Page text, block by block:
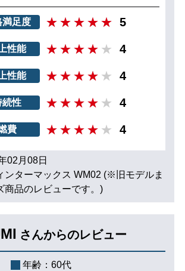
満足度 5
性能 4
性能 4
続性 4
費 4
02月08日
ンターマックス WM02 (※旧モデルま
商品のレビューです。)
さんからのレビュー
年齢： 60代